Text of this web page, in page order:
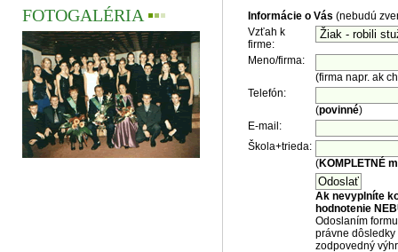
FOTOGALÉRIA ▪▪▪ Informácie o Vás (nebudú
Vzťah k
firme:
Meno/firma:
(firma napr. ak
Telefón:
(povinné)
E-mail:
Škola+trieda:
(KOMPLETNÉ
Ak nevyplníte
hodnotenie
Odoslaním
právne
zodpovedný